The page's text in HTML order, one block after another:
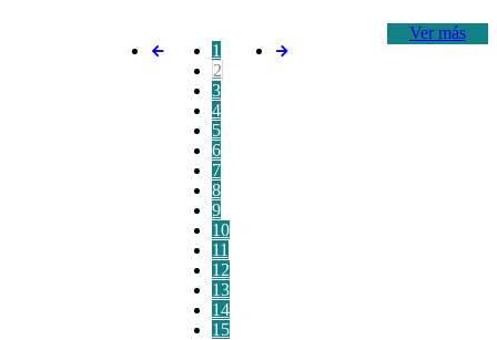
Ver más
1
2
3
4
5
6
7
8
9
10
11
12
13
14
15